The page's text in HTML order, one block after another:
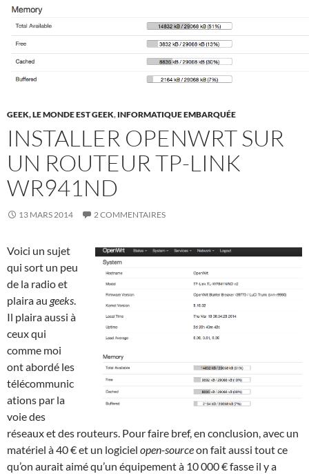
GEEK, LE MONDE EST GEEK, INFORMATIQUE EMBARQUÉE
INSTALLER OPENWRT SUR
UN ROUTEUR TP-LINK
WR941ND
13 MARS 2014 2 COMMENTAIRES
Voici un sujet
qui sort un peu
de la radio et
plaira au geeks.
Il plaira aussi à
ceux qui
comme moi
ont abordé les
télécommunic
ations par la
voie des
réseaux et des routeurs. Pour faire bref, en conclusion, avec un
matériel à 40 € et un logiciel open-sourceon fait aussi tout ce
qu’on aurait aimé qu’un équipement à 10 000 € fasse il y a